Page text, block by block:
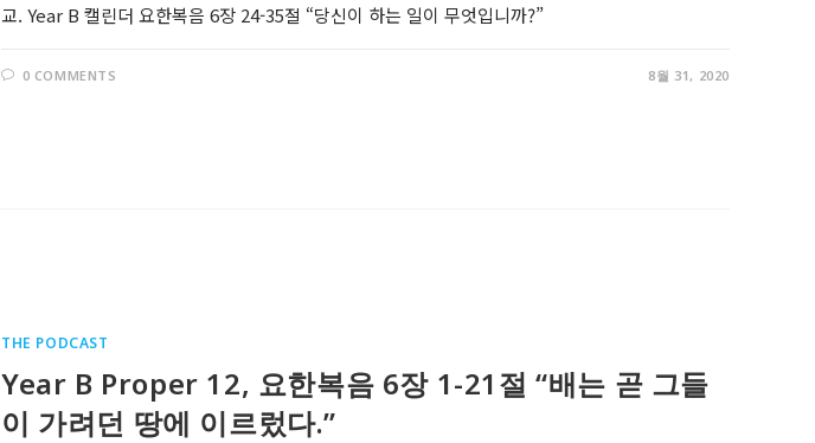
교. Year B 캘린더 요한복음 6장 24-35절 “당신이 하는 일이 무엇입니까?”
0 COMMENTS 8월 31, 2020
THE PODCAST
Year B Proper 12, 요한복음 6장 1-21절 “배는 곧 그들
이 가려던 땅에 이르렀다.”